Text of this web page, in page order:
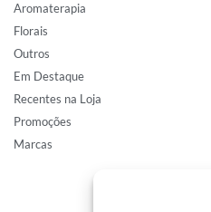
Aromaterapia
Florais
Outros
Em Destaque
Recentes na Loja
Promoções
Marcas